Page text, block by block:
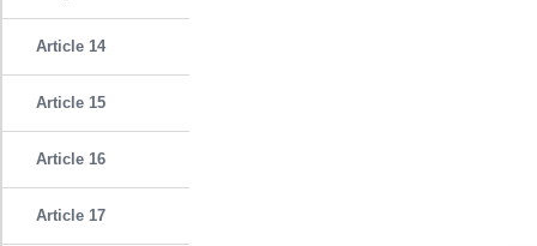
Article 14
Article 15
Article 16
Article 17